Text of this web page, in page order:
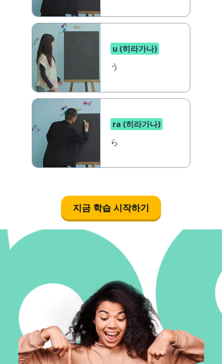
u (히라가나)
う
ra (히라가나)
ら
지금 학습 시작하기